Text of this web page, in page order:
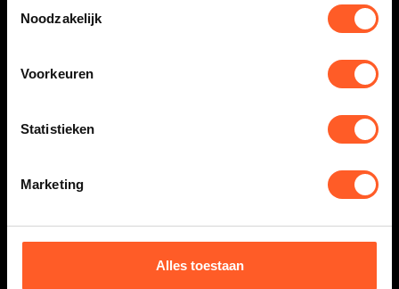
Noodzakelijk
Voorkeuren
Statistieken
Marketing
Alles toestaan
marketingkanale
n.
Google
Gebruikt om